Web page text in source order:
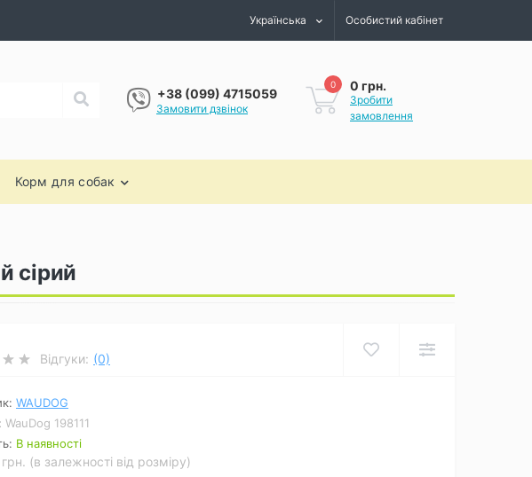
Українська Особистий кабінет
+38 (099) 4715059
Замовити дзвінок
0 0 грн.
Зробити
замовлення
Корм для собак
сірий
Відгуки: (0)
WAUDOG
WauDog 198111
В наявності
(в залежності від розміру)